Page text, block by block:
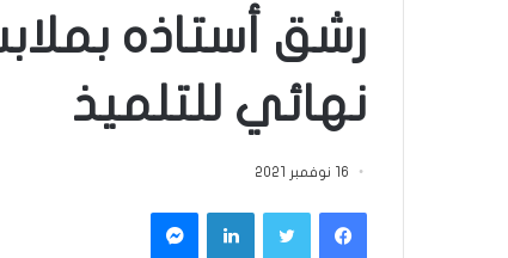
رشق أستاذه
نهائي للتلميذ
16 نوفمبر 2021
فيسبوكتويتر لينكدإن ماسنجر